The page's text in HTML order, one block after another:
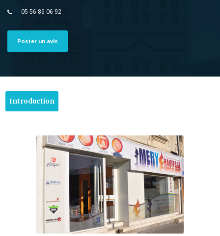
05 56 86 06 92
Poster un avis
Introduction